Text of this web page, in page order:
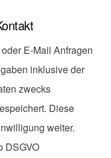
E-Mail Anfragen
inklusive der
zwecks
Diese
weiter.
DSGVO